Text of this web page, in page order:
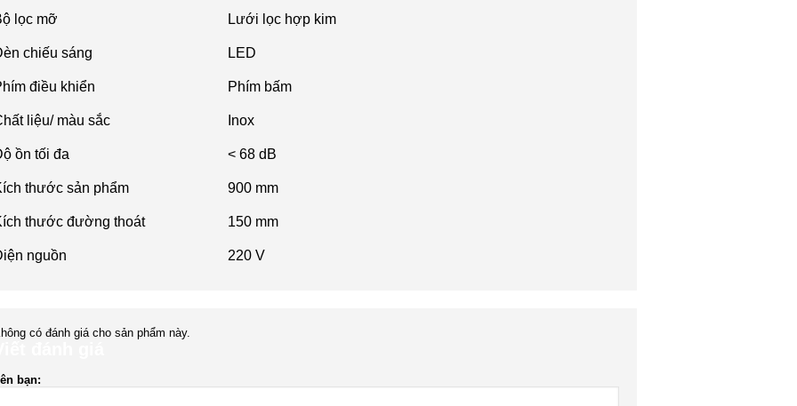
lọc mỡ Lưới lọc hợp kim
chiếu sáng LED
điều khiển Phím bấm
liệu/ màu sắc Inox
ồn tối đa < 68 dB
thước sản phẩm 900 mm
thước đường thoát 150 mm
nguồn 220 V
có đánh giá cho sản phẩm này.
bạn: